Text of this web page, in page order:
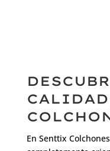
En Senttix